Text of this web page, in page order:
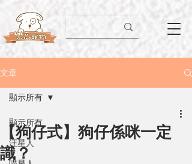
文章
顯示所有
汪星人
顯示所有
【狗仔式】狗仔係咪一定
識？